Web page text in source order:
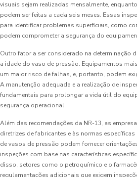
visuais sejam realizadas mensalmente,
podem ser feitas a cada seis meses. Essas
para identificar problemas superficiais, como
podem comprometer a segurança do
Outro fator a ser considerado na determinação
a idade do vaso de pressão. Equipamentos
um maior risco de falhas, e, portanto, podem
A manutenção adequada e a realização de
fundamentais para prolongar a vida útil do
segurança operacional.
Além das recomendações da NR-13, as
diretrizes de fabricantes e às normas
de vasos de pressão podem fornecer
inspeções com base nas características
disso, setores como o petroquímico e o
regulamentações adicionais que exigem